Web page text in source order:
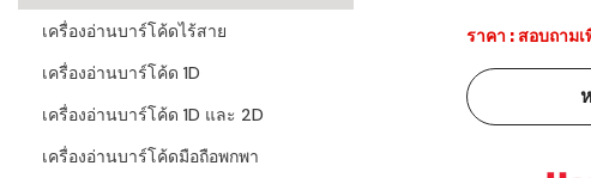
แพทย์
ระบบบาร์โค้ดในด้
เครื่องอ่านบาร์โค้ดไร้สาย
เครื่องอ่านบาร์โค้ด 1D
เครื่องอ่านบาร์โค้ด 1D และ 2D
เครื่องอ่านบาร์โค้ดมือถือพกพา
ราคา : สอบถามเ